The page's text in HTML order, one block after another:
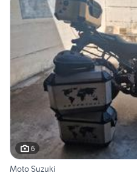
6
Moto Suzuki